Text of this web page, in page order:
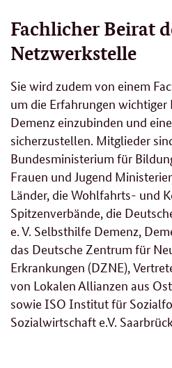
Fachlicher Beirat
Netzwerkstelle
Sie wird zudem von einem
um die Erfahrungen wichtiger
Demenz einzubinden und
sicherzustellen. Mitglieder
Bundesministerium für
Frauen und Jugend
Länder, die Wohlfahrts- und
Spitzenverbände, die
e. V. Selbsthilfe Demenz,
das Deutsche Zentrum für
Erkrankungen (DZNE),
von Lokalen Allianzen aus
sowie ISO Institut für
Sozialwirtschaft e.V.